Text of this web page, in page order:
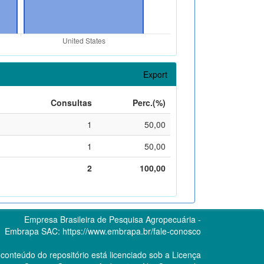
Export
Consultas
Perc.(%)
1
50,00
1
50,00
2
100,00
Empresa Brasileira de Pesquisa Agropecuária -
Embrapa SAC: https://www.embrapa.br/fale-conosco
do repositório está licenciado sob a Licença